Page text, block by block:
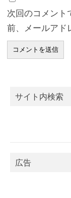
次回のコメント
前、メールアド
サイト内検索
広告